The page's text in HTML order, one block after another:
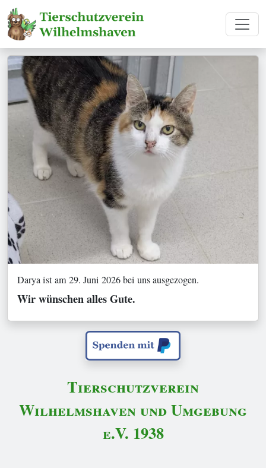
Darya ist am 29. Juni 2026 bei uns ausgezogen.
Wir wünschen alles Gute.
Tierschutzverein
Wilhelmshaven und Umgebung
e.V. 1938